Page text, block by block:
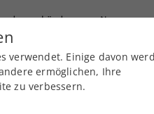
News
Über uns
verwendet. Einige davon
ermöglichen, Ihre
zu verbessern.